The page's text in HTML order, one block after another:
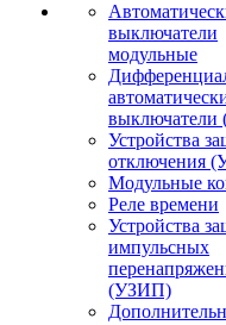
выключатели
модульные
Устройства
отключения
Модульные
Реле времени
Устройства
импульсных
(УЗИП)